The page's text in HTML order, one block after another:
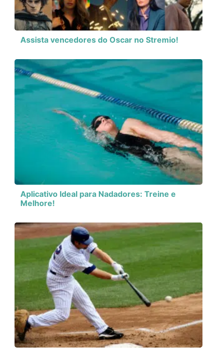
Assista vencedores do Oscar no Stremio!
Aplicativo Ideal para Nadadores: Treine e
Melhore!